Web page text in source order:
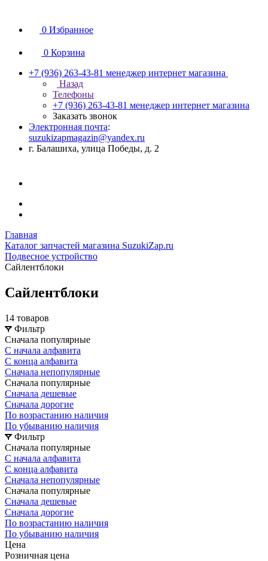
0 Избранное
0 Корзина
+7 (936) 263-43-81 менеджер интернет магазина
Назад
Телефоны
+7 (936) 263-43-81 менеджер интернет магазина
Заказать звонок
Электронная почта:
suzukizapmagazin@yandex.ru
г. Балашиха, улица Победы, д. 2
Главная
Каталог запчастей магазина SuzukiZap.ru
Подвесное устройство
Сайлентблоки
Сайлентблоки
14 товаров
Фильтр
Сначала популярные
С начала алфавита
С конца алфавита
Сначала непопулярные
Сначала популярные
Сначала дешевые
Сначала дорогие
По возрастанию наличия
По убыванию наличия
Фильтр
Сначала популярные
С начала алфавита
С конца алфавита
Сначала непопулярные
Сначала популярные
Сначала дешевые
Сначала дорогие
По возрастанию наличия
По убыванию наличия
Цена
Розничная цена